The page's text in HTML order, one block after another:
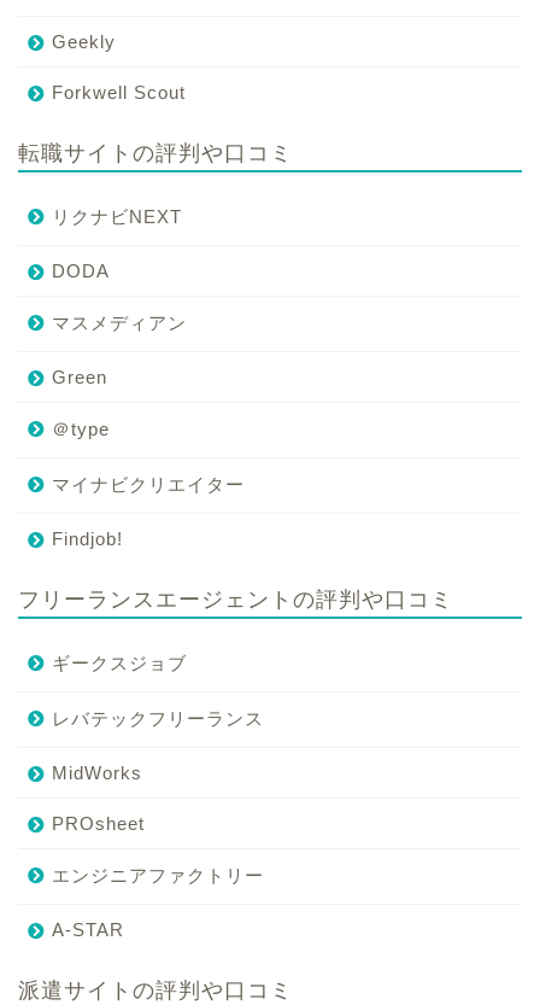
Geekly
Forkwell Scout
転職サイトの評判や口コミ
リクナビNEXT
DODA
マスメディアン
Green
＠type
マイナビクリエイター
Findjob!
フリーランスエージェントの評判や口コミ
ギークスジョブ
レバテックフリーランス
MidWorks
PROsheet
エンジニアファクトリー
A-STAR
派遣サイトの評判や口コミ